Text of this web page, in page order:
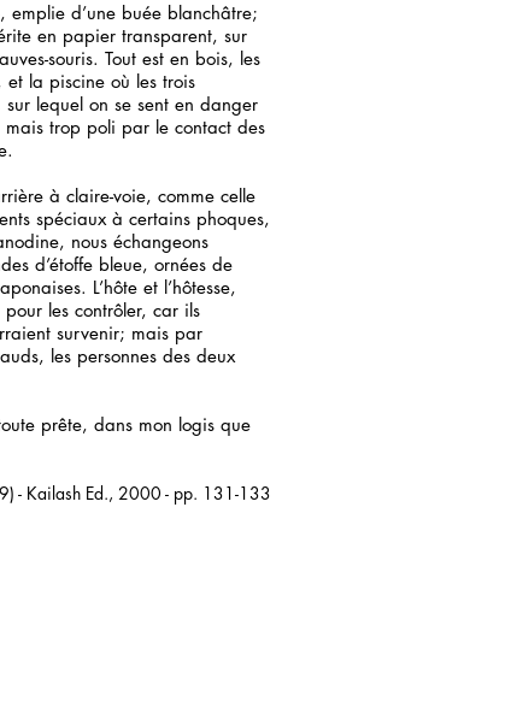
emplie d’une buée blanchâtre;
en papier transparent, sur
souris. Tout est en bois, les
et la piscine où les trois
lequel on se sent en danger
trop poli par le contact des
à claire-voie, comme celle
spéciaux à certains phoques,
nous échangeons
d’étoffe bleue, ornées de
L’hôte et l’hôtesse,
les contrôler, car ils
survenir; mais par
les personnes des deux
prête, dans mon logis que
- Kailash Ed., 2000 - pp. 131-133